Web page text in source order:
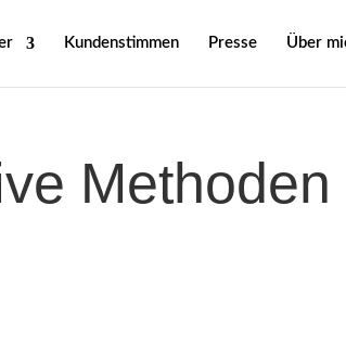
Kundenstimmen Presse Über
Methoden